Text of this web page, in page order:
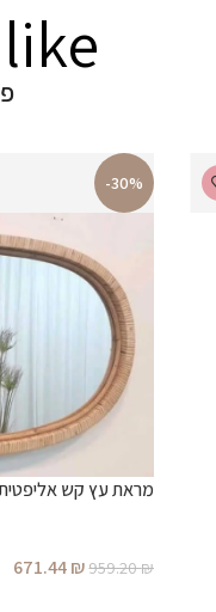
-30%
מראת עץ קש
959.20₪
671.44₪